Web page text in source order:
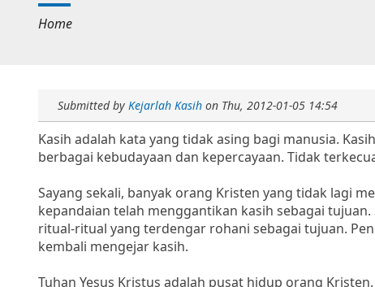
Home
Submitted by Kejarlah Kasih on Thu, 2012-01-05 14:54
Kasih adalah kata yang tidak asing bagi manusia.
berbagai kebudayaan dan kepercayaan. Tidak
Sayang sekali, banyak orang Kristen yang tidak lagi
kepandaian telah menggantikan kasih sebagai
ritual-ritual yang terdengar rohani sebagai tujuan.
kembali mengejar kasih.
Tuhan Yesus Kristus adalah pusat hidup orang